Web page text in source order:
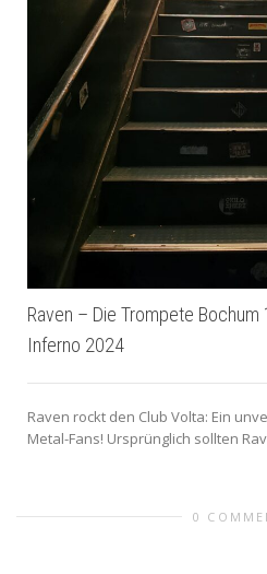
Raven – Die Trompete
Inferno 2024
Raven rockt den Club Volta: Ein
Metal-Fans! Ursprünglich sollten
0